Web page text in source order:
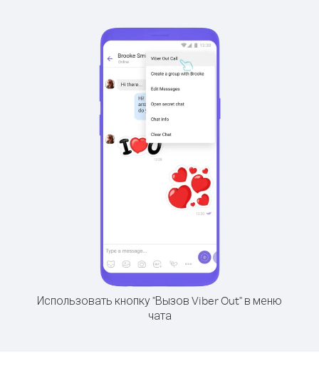
Использовать кнопку "Вызов Viber Out" в меню
чата